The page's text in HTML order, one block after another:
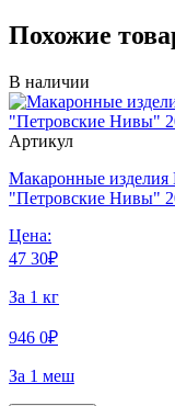
Похожие
В наличии
Артикул
Макаронные
"Петровские Нивы"
Цена:
47 30₽
За 1 кг
946 0₽
За 1 меш